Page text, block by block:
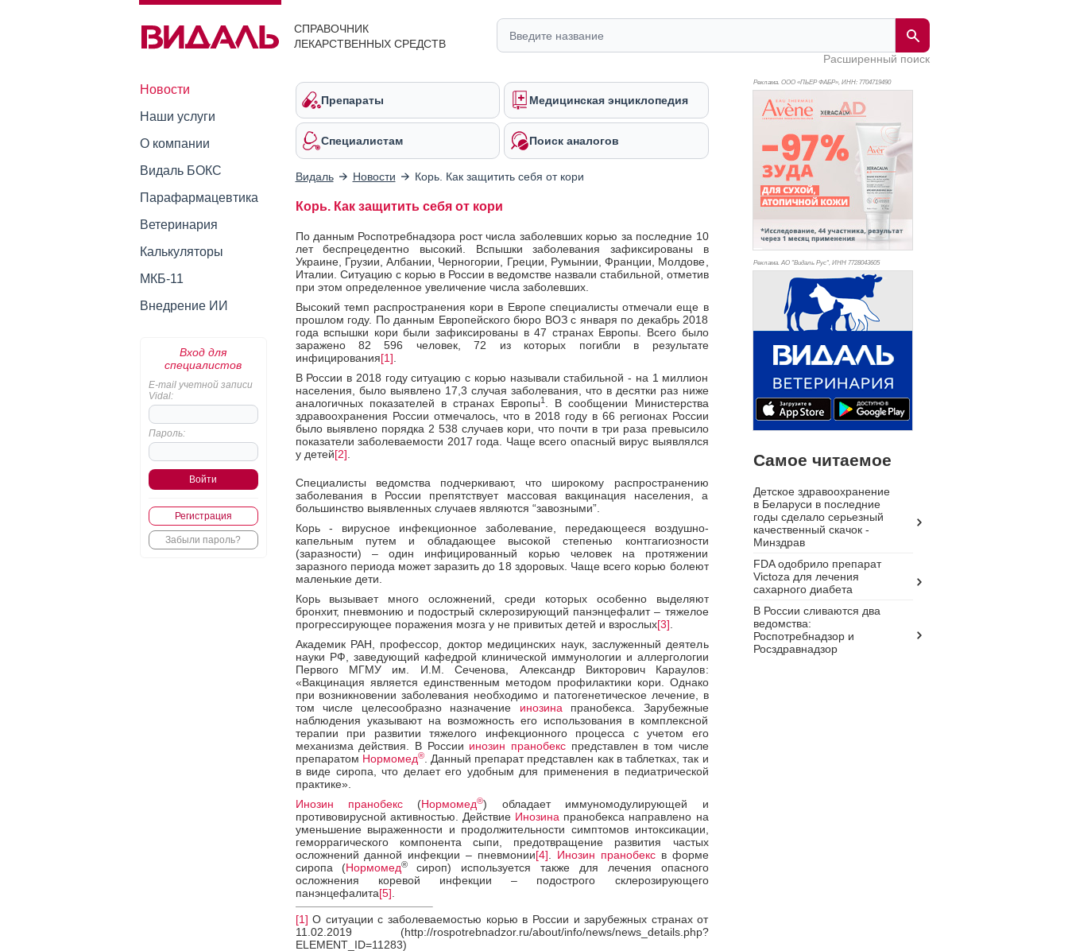
СПРАВОЧНИК
ЛЕКАРСТВЕННЫХ СРЕДСТВ
Расширенный поиск
Новости
Наши услуги
О компании
Видаль БОКС
Парафармацевтика
Ветеринария
Калькуляторы
МКБ-11
Внедрение ИИ
Вход для
специалистов
E-mail учетной записи
Vidal:
Пароль:
Регистрация
Забыли пароль?
Препараты Медицинская энциклопедия
Специалистам Поиск аналогов
Видаль Новости Корь. Как защитить себя от кори
Корь. Как защитить себя от кори
По данным Роспотребнадзора рост числа заболевших корью за последние 10
лет беспрецедентно высокий. Вспышки заболевания зафиксированы в
Украине, Грузии, Албании, Черногории, Греции, Румынии, Франции, Молдове,
Италии. Ситуацию с корью в России в ведомстве назвали стабильной, отметив
при этом определенное увеличение числа заболевших.
Высокий темп распространения кори в Европе специалисты отмечали еще в
прошлом году. По данным Европейского бюро ВОЗ с января по декабрь 2018
года вспышки кори были зафиксированы в 47 странах Европы. Всего было
заражено 82 596 человек, 72 из которых погибли в результате
инфицирования[1]
В России в 2018 году ситуацию с корью называли стабильной - на 1 миллион
населения, было выявлено 17,3 случая заболевания, что в десятки раз ниже
аналогичных показателей в странах Европы1
. В сообщении Министерства
здравоохранения России отмечалось, что в 2018 году в 66 регионах России
было выявлено порядка 2 538 случаев кори, что почти в три раза превысило
показатели заболеваемости 2017 года. Чаще всего опасный вирус выявлялся
у детей[2]
Специалисты ведомства подчеркивают, что широкому распространению
заболевания в России препятствует массовая вакцинация населения, а
большинство выявленных случаев являются “завозными”.
Корь - вирусное инфекционное заболевание, передающееся воздушно-
капельным путем и обладающее высокой степенью контгагиозности
(заразности) – один инфицированный корью человек на протяжении
заразного периода может заразить до 18 здоровых. Чаще всего корью болеют
маленькие дети.
Корь вызывает много осложнений, среди которых особенно выделяют
бронхит, пневмонию и подострый склерозирующий панэнцефалит – тяжелое
прогрессирующее поражения мозга у не привитых детей и взрослых[3]
Академик РАН, профессор, доктор медицинских наук, заслуженный деятель
науки РФ, заведующий кафедрой клинической иммунологии и аллергологии
Первого МГМУ им. И.М. Сеченова, Александр Викторович Караулов:
«Вакцинация является единственным методом профилактики кори. Однако
при возникновении заболевания необходимо и патогенетическое лечение, в
том числе целесообразно назначение инозина пранобекса. Зарубежные
наблюдения указывают на возможность его использования в комплексной
терапии при развитии тяжелого инфекционного процесса с учетом его
механизма действия. В России инозин пранобекспредставлен в том числе
препаратом Нормомед®. Данный препарат представлен как в таблетках, так и
в виде сиропа, что делает его удобным для применения в педиатрической
практике».
Инозин пранобекс(Нормомед®) обладает иммуномодулирующей и
противовирусной активностью. Действие Инозина пранобекса направлено на
уменьшение выраженности и продолжительности симптомов интоксикации,
геморрагического компонента сыпи, предотвращение развития частых
осложнений данной инфекции – пневмонии[4] Инозин пранобексв форме
сиропа (Нормомед® сироп) используется также для лечения опасного
осложнения коревой инфекции – подострого склерозирующего
панэнцефалита[5]
[1] О ситуации с заболеваемостью корью в России и зарубежных странах от
11.02.2019 (http://rospotrebnadzor.ru/about/info/news/news_details.php?
ELEMENT_ID=11283)
Реклама. ООО «ПЬЕР ФАБР», ИНН: 7704719490
Реклама. АО "Видаль Рус", ИНН 7728043605
Самое читаемое
Детское здравоохранение
в Беларуси в последние
годы сделало серьезный
качественный скачок -
Минздрав
FDA одобрило препарат
Victoza для лечения
сахарного диабета
В России сливаются два
ведомства:
Роспотребнадзор и
Росздравнадзор